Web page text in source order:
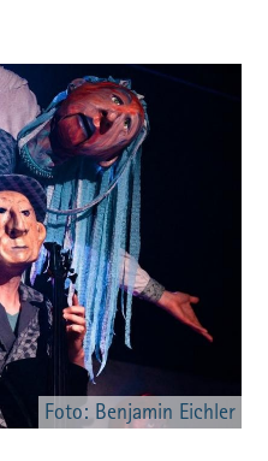
Foto: Benjamin Eichler